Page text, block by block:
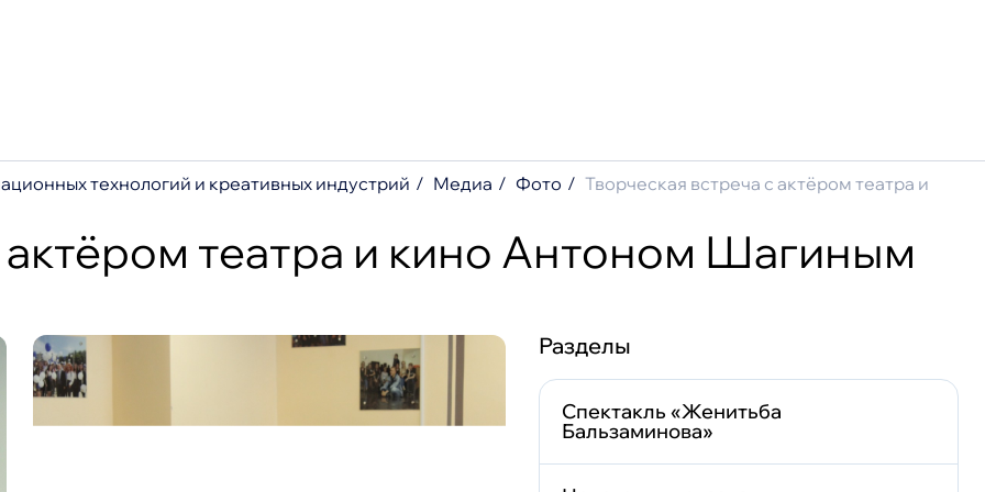
технологий и креативных индустрий Медиа Фото
Творческая встреча с актёром театра и
актёром театра и кино Антоном Шагиным
Разделы
Спектакль «Женитьба
Бальзаминова»
Moodle
Телефонный справочник
МФЦ
Поступление